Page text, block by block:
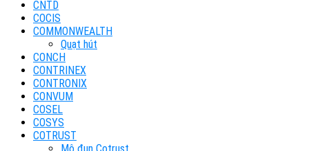
CNTD
COCIS
COMMONWEALTH
Quạt hút
CONCH
CONTRINEX
CONTRONIX
CONVUM
COSEL
COSYS
COTRUST